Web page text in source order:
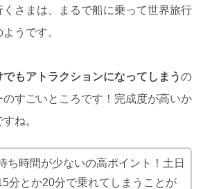
さまは、まるで船に乗って世界旅行
うです。
もアトラクションになってしまうの
すごいところです！完成度が高いか
ね。
ち時間が少ないの高ポイント！土日
分とか20分で乗れてしまうことが